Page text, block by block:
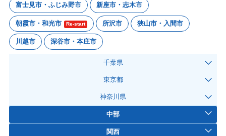
富士見市・ふじみ野市 新座市・志木市
朝霞市・和光市 Re-start 所沢市 狭山市・入間市
川越市 深谷市・本庄市
千葉県
東京都
神奈川県
中部
関西